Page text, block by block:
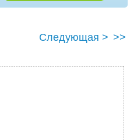
Следующая > >>